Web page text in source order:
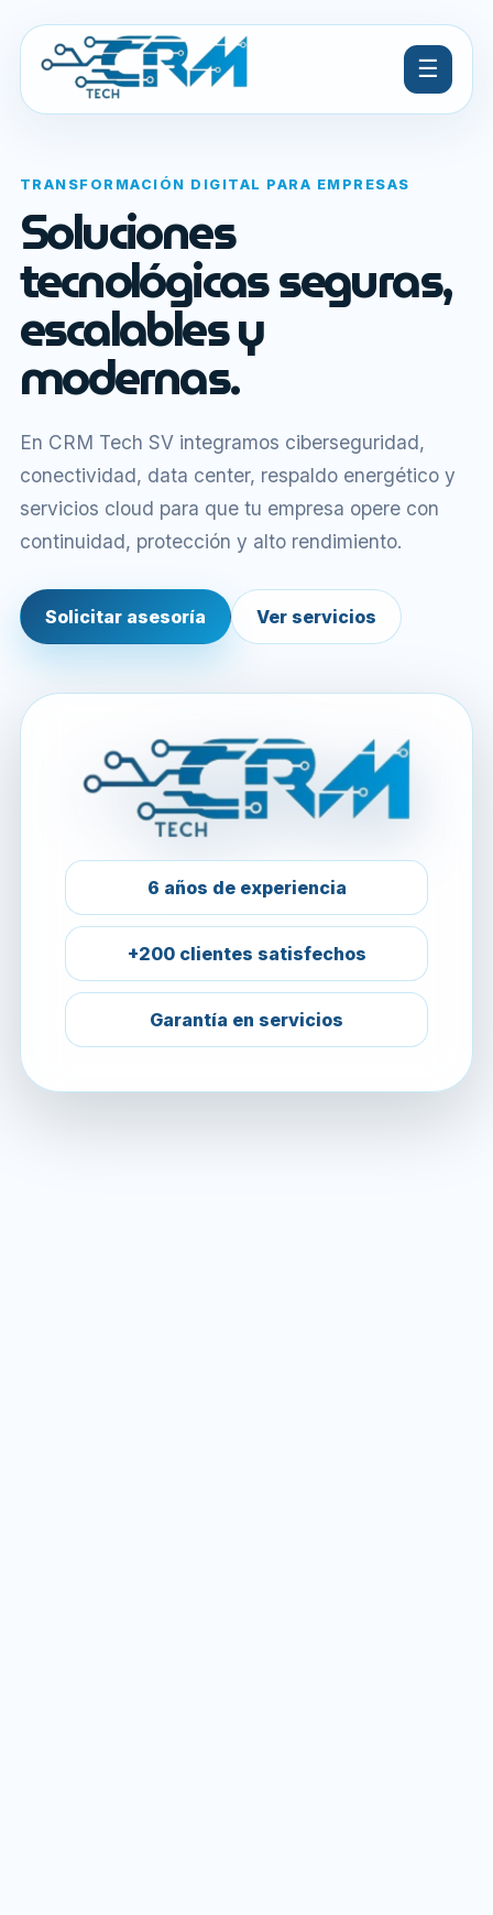
☰
TRANSFORMACIÓN DIGITAL PARA EMPRESAS
Soluciones
tecnológicas seguras,
escalables y
modernas.
En CRM Tech SV integramos ciberseguridad,
conectividad, data center, respaldo energético y
servicios cloud para que tu empresa opere con
continuidad, protección y alto rendimiento.
Solicitar asesoría Ver servicios
6 años de experiencia
+200 clientes satisfechos
Garantía en servicios